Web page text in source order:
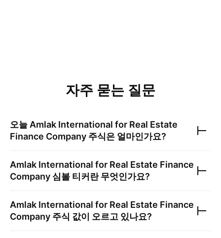
자주 묻는 질문
오늘 Amlak International for Real Estate
Finance Company 주식은 얼마인가요?
Amlak International for Real Estate Finance
Company 심볼 티커란 무엇인가요?
Amlak International for Real Estate Finance
Company 주식 값이 오르고 있나요?